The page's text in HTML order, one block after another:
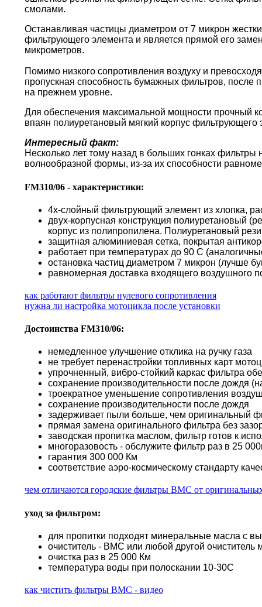
смолами.
Останавливая частицы диаметром от 7 микрон
фильтрующего элемента и является прямой его
микрометров.
Помимо низкого сопротивления воздуху и
пропускная способность бумажных фильтров, после
на прежнем уровне.
Для обеспечения максимальной мощности прочный
впаян полиуретановый мягкий корпус
Интересный факт:
Несколько лет тому назад в больших гонках
волнообразной формы, из-за их способности
FM310/06 - характеристики:
4х-слойный фильтрующий элемент из хлопка,
двух-корпусная конструкция полиуретановый
корпус из полипропилена. Полиуретановый
защитная алюминиевая сетка, покрытая
работает при температурах до 90 С
остановка частиц диаметром 7 микрон (лучше
равномерная доставка входящего воздушного
как работают фильтры нулевого сопротивления
нужна ли настройка мотоцикла после установки
Достоинства FM310/06:
немедленное улучшение отклика на ручку газа
не требует перенастройки топливных карт
упрочненный, вибро-стойкий каркас фильтра
сохранение производительности после дождя
троекратное уменьшение сопротивления
сохранение производительности после дождя
задерживает пыли больше, чем оригинальный
прямая замена оригинального фильтра без
заводская пропитка маслом, фильтр готов к
многоразовость - обслужите фильтр раз в 25
гарантия 300 000 Км
соответствие аэро-космическому стандарту
чем отличаются городские фильтры BMC от
уход за фильтром:
для пропитки подходят минеральные масла с
очиститель - BMC или любой другой
очистка раз в 25 000 Км
температура воды при полоскании 10-30С
как чистить фильтры BMC - видео